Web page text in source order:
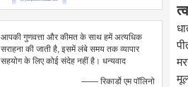
आपकी गुणवत्ता और कीमत के साथ हमें अत्यधिक
सराहना की जाती है, इसमें लंबे समय तक व्यापार
सहयोग के लिए कोई संदेह नहीं है। धन्यवाद
—— रिकार्डो एम पॉलिनो